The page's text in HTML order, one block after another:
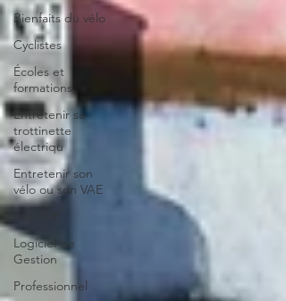
Bienfaits du vélo
Cyclistes
Écoles et
formations
Entretenir sa
trottinette
électriqu
Entretenir son
vélo ou son VAE
Logiciel de
Gestion
Professionnel